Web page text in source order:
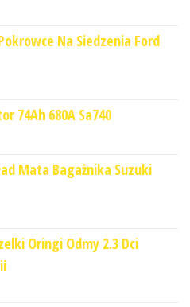
Na Siedzenia Ford
74Ah 680A Sa740
Mata Bagażnika Suzuki
Oringi Odmy 2.3 Dci